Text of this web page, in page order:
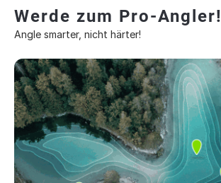
Werde zum Pro-Angler!
Angle smarter, nicht härter!